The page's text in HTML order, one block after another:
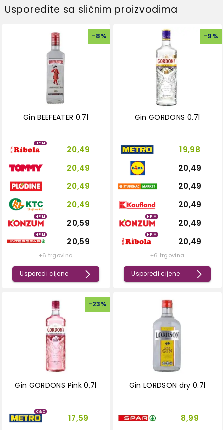
Usporedite sa sličnim proizvodima
-8%
Gin BEEFEATER 0.7l
HPM
20,49
20,49
20,49
20,49
HPM
20,59
HPM
20,59
+6 trgovina
Usporedi cijene
-9%
Gin GORDONS 0.7l
19,98
20,49
20,49
20,49
HPM
20,49
HPM
20,49
+6 trgovina
Usporedi cijene
-23%
Gin GORDONS Pink 0,7l
C&C
17,59
Gin LORDSON dry 0.7l
8,99